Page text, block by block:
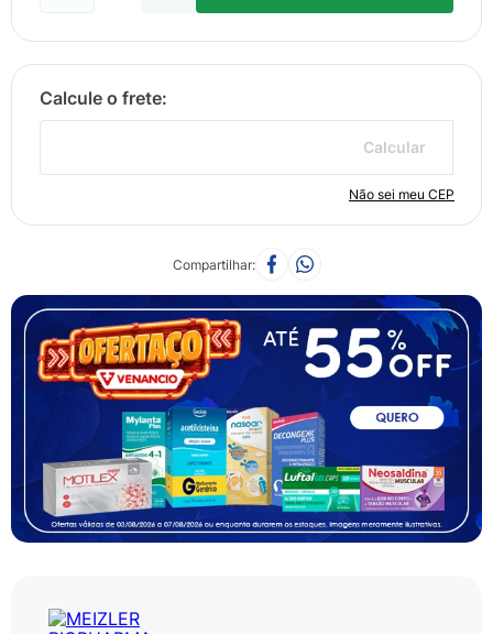
Não sei meu CEP
Calcular
Compartilhar